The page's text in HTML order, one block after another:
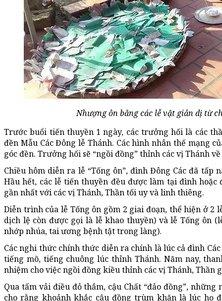
Nhượng ôn bằng các lễ vật giản dị từ
Trước buổi tiến thuyền 1 ngày, các trưởng hối là các
đền Mẫu Các Đông lễ Thánh. Các hình nhân thế mạng
góc đền. Trưởng hối sẽ “ngồi đồng” thỉnh các vị Thánh
Chiều hôm diễn ra lễ “Tống ôn”, đình Đông Các đã tấp
Hầu hết, các lễ tiến thuyền đều được làm tại đình
gần nhất với các vị Thánh, Thần tối uy và linh thiêng.
Diễn trình của lễ Tống ôn gồm 2 giai đoạn, thể hiện ở 2
dịch lệ còn được gọi là lễ khao thuyền) và lễ Tống ôn
nhớp nhúa, tai ương bệnh tật trong làng).
Các nghi thức chính thức diễn ra chính là lúc cả đình
tiếng mõ, tiếng chuông lúc thỉnh Thánh. Năm nay,
nhiệm cho việc ngồi đồng kiều thỉnh các vị Thánh, Thần
Qua tấm vải điều đỏ thắm, cậu Chất “đảo đồng”,
cho rằng khoảnh khắc cậu đồng trùm khăn là lúc họ